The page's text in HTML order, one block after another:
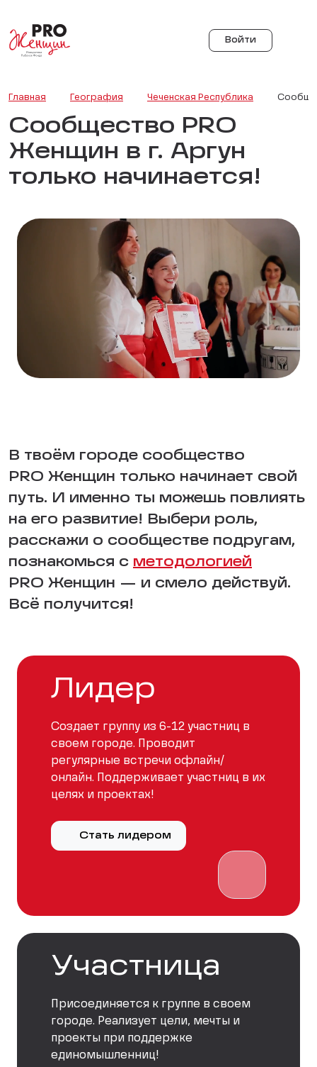
Войти
Главная География Чеченская Республика
Сообщество PRO
Женщин в г. Аргун
только начинается!
В твоём городе сообщество
PRO Женщин только начинает свой
путь. И именно ты можешь повлиять
на его развитие! Выбери роль,
расскажи о сообществе подругам,
познакомься с методологией
PRO Женщин — и смело действуй.
Всё получится!
Лидер
Создает группу из 6-12 участниц в
своем городе. Проводит
регулярные встречи офлайн/
онлайн. Поддерживает участниц в их
целях и проектах!
Стать лидером
Участница
Присоединяется к группе в своем
городе. Реализует цели, мечты и
проекты при поддержке
единомышленниц!